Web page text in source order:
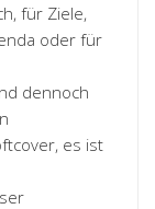
für Ziele,
oder für
dennoch
es ist